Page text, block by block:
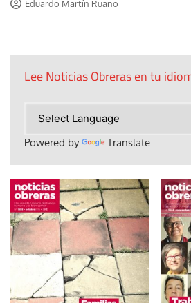
Eduardo Martín Ruano
Lee Noticias Obreras en tu
Powered by Translate